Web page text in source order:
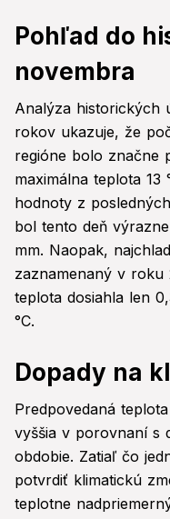
Pohľad do
novembra
Analýza historických
rokov ukazuje, že
regióne bolo značne
maximálna teplota
hodnoty z
bol tento deň
mm. Naopak,
zaznamenaný v roku
teplota dosiahla len
°C.
Dopady na
Predpovedaná
vyššia v porovnaní s
obdobie. Zatiaľ čo
potvrdiť klimatickú
teplotne